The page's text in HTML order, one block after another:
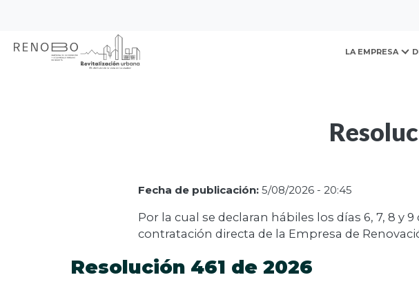
contenido
Sitio Web Empresa de LA EMPRESA
Fecha de publicación:5/08/2026 - 20:45
Por la cual se declaran hábiles los días 6, 7, 8 y
contratación directa de la Empresa de
Resolución 461 de 2026